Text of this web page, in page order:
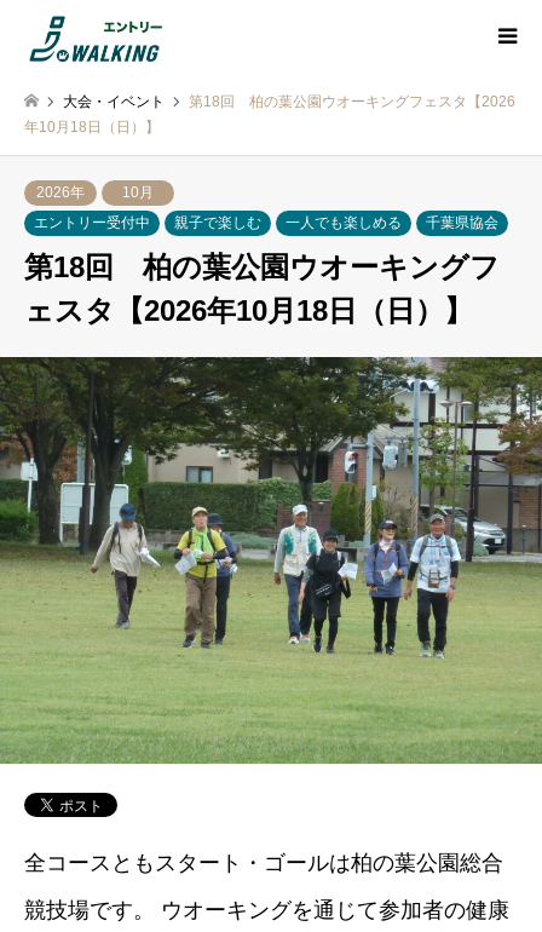
大会・イベント
第18回 柏の葉公園ウオーキングフェスタ【2026
年10月18日（日）】
2026年
10月
エントリー受付中
親子で楽しむ 一人でも楽しめる 千葉県協会
第18回 柏の葉公園ウオーキングフ
ェスタ【2026年10月18日（日）】
全コースともスタート・ゴールは柏の葉公園総合
競技場です。 ウオーキングを通じて参加者の健康